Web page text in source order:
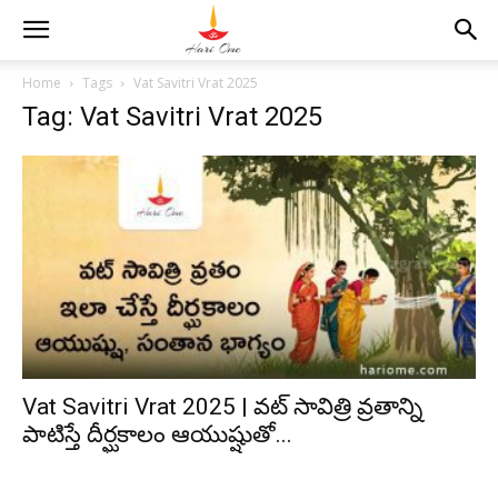
Home Tags Vat Savitri Vrat 2025
Tag: Vat Savitri Vrat 2025
Vat Savitri Vrat 2025 | వట్ సావిత్రి వ్రతాన్ని
పాటిస్తే దీర్ఘకాలం ఆయుష్షుతో...